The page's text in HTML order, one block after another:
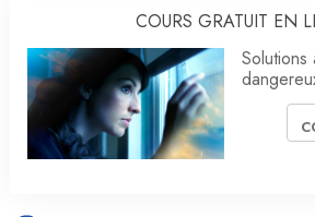
COURS GRATUIT EN
Solutions